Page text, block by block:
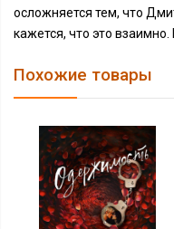
осложняется тем, что
кажется, что это
Похожие товары